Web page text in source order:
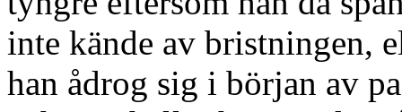
inte kände av bristningen,
han ådrog sig i början av